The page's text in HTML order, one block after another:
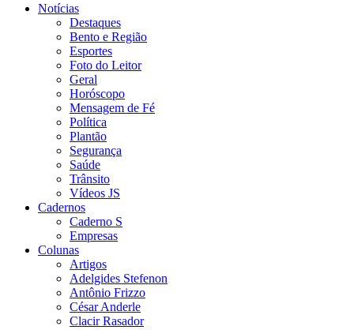
Notícias
Destaques
Bento e Região
Esportes
Foto do Leitor
Geral
Horóscopo
Mensagem de Fé
Política
Plantão
Segurança
Saúde
Trânsito
Vídeos JS
Cadernos
Caderno S
Empresas
Colunas
Artigos
Adelgides Stefenon
Antônio Frizzo
César Anderle
Clacir Rasador